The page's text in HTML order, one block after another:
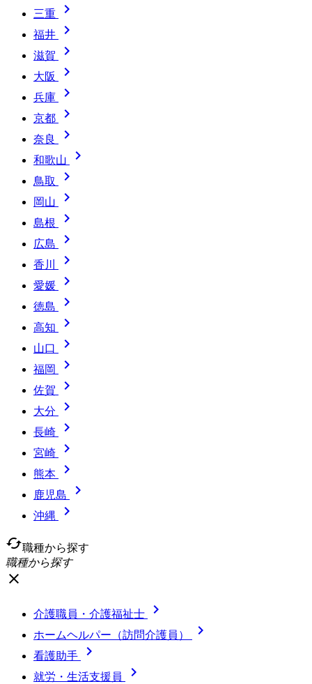
三重 
福井 
滋賀 
大阪 
兵庫 
京都 
奈良 
和歌山 
鳥取 
岡山 
島根 
広島 
香川 
愛媛 
徳島 
高知 
山口 
福岡 
佐賀 
大分 
長崎 
宮崎 
熊本 
鹿児島 
沖縄

cached職種から探す
職種から探す
close
介護職員・介護福祉士 
ホームヘルパー（訪問介護員） 
看護助手 
就労・生活支援員 